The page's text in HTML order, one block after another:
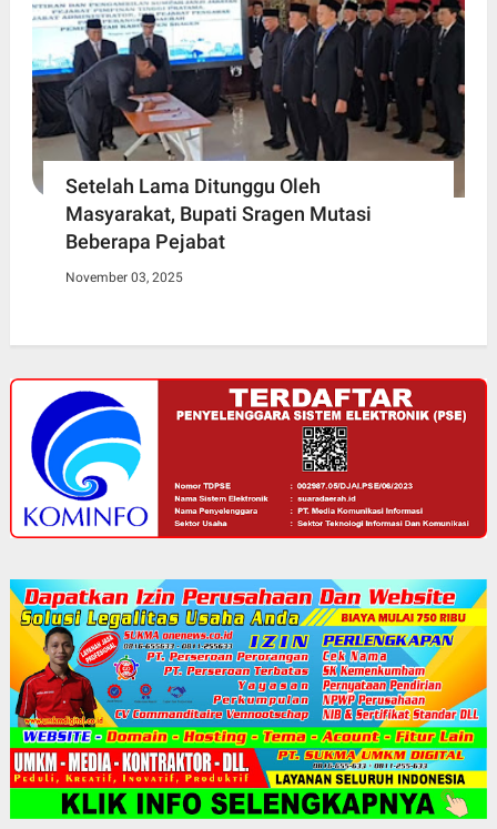
Setelah Lama Ditunggu Oleh
Masyarakat, Bupati Sragen Mutasi
Beberapa Pejabat
November 03, 2025